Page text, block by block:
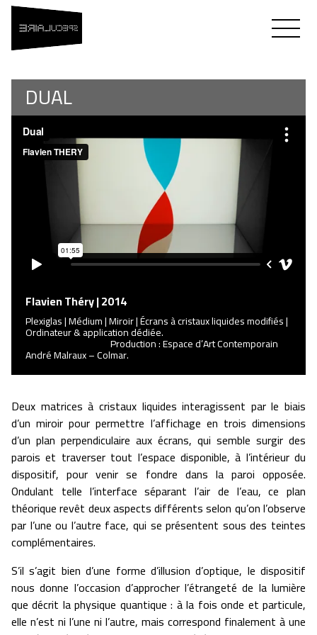
SPÉCULAIRE
DUAL
Flavien Théry | 2014
Plexiglas | Médium | Miroir | Écrans à cristaux liquides modifiés |
Ordinateur & application dédiée.
Production : Espace d’Art Contemporain
André Malraux – Colmar.
Deux matrices à cristaux liquides interagissent par le biais
d’un miroir pour permettre l’affichage en trois dimensions
d’un plan perpendiculaire aux écrans, qui semble surgir des
parois et traverser tout l’espace disponible, à l’intérieur du
dispositif, pour venir se fondre dans la paroi opposée.
Ondulant telle l’interface séparant l’air de l’eau, ce plan
théorique revêt deux aspects différents selon qu’on l’observe
par l’une ou l’autre face, qui se présentent sous des teintes
complémentaires.
S’il s’agit bien d’une forme d’illusion d’optique, le dispositif
nous donne l’occasion d’approcher l’étrangeté de la lumière
que décrit la physique quantique : à la fois onde et particule,
elle n’est ni l’une ni l’autre, mais correspond finalement à une